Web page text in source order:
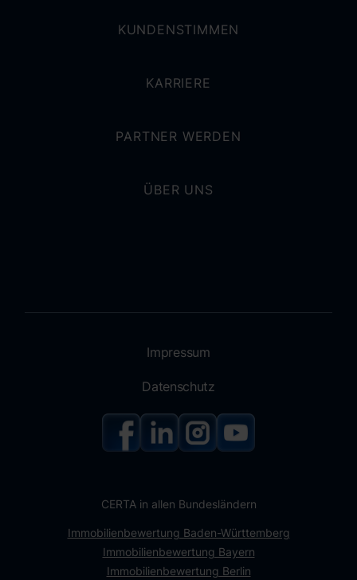
KUNDENSTIMMEN
KARRIERE
PARTNER WERDEN
ÜBER UNS
Impressum
Datenschutz
CERTA in allen Bundesländern
Immobilienbewertung Baden-Württemberg
Immobilienbewertung Bayern
Immobilienbewertung Berlin